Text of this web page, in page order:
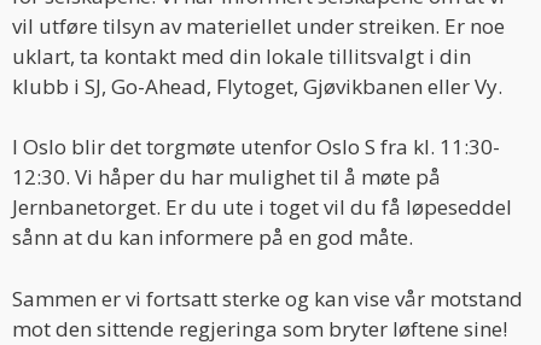
vil utføre tilsyn av materiellet under streiken. Er noe
uklart, ta kontakt med din lokale tillitsvalgt i din
klubb i SJ, Go-Ahead, Flytoget, Gjøvikbanen eller Vy.
I Oslo blir det torgmøte utenfor Oslo S fra kl. 11:30-
12:30. Vi håper du har mulighet til å møte på
Jernbanetorget. Er du ute i toget vil du få løpeseddel
sånn at du kan informere på en god måte.
Sammen er vi fortsatt sterke og kan vise vår motstand
mot den sittende regjeringa som bryter løftene sine!